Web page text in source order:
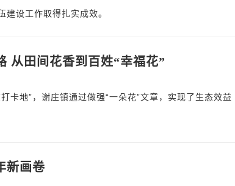
设工作取得扎实成效。
从田间花香到百姓“幸福花”
卡地”，谢庄镇通过做强“一朵花”文章，实现了生态效益
新画卷